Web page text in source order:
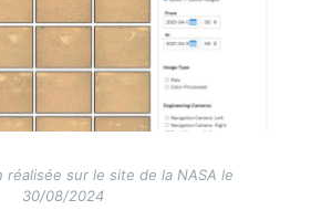
réalisée sur le site de la NASA le
30/08/2024